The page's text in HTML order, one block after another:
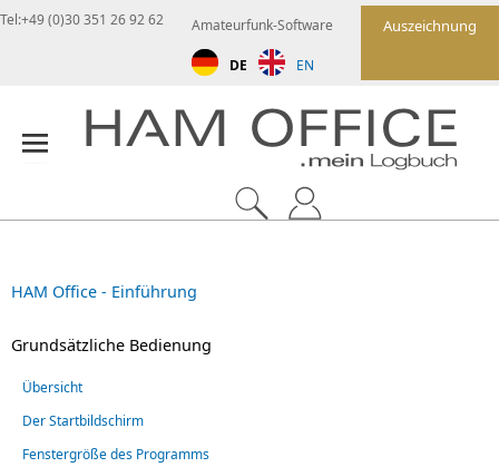
Auszeichnung
Amateurfunk-Software
DE EN
Tel:+49 (0)30 351 26 92 62
HAM Office - Einführung
Grundsätzliche Bedienung
Übersicht
Der Startbildschirm
Fenstergröße des Programms